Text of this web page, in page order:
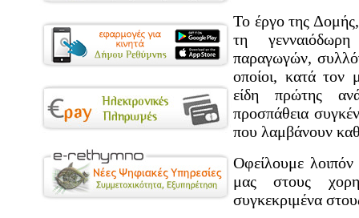
Το έργο της
τη
παραγωγών,
οποίοι, κατά
είδη πρώτης
προσπάθεια
που λαμβάνουν
Οφείλουμε
μας στους
συγκεκριμένα